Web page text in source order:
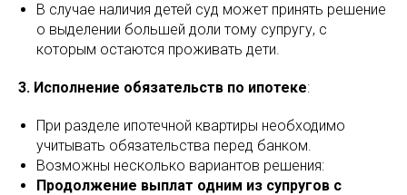
В случае наличия детей суд может принять решение
о выделении большей доли тому супругу, с
которым остаются проживать дети.
3. Исполнение обязательств по ипотеке:
При разделе ипотечной квартиры необходимо
учитывать обязательства перед банком.
Возможны несколько вариантов решения:
Продолжение выплат одним из супругов с